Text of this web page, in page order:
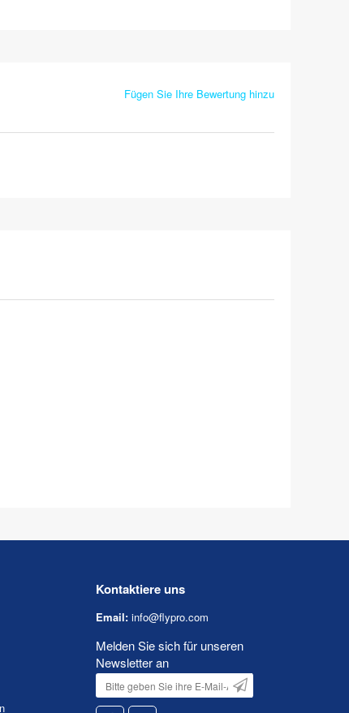
Fügen Sie Ihre Bewertung hinzu
Kontaktiere uns
Email: info@flypro.com
Melden Sie sich für unseren
Newsletter an